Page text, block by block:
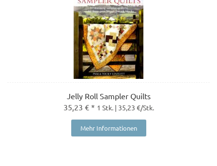
Jelly Roll Sampler Quilts
35,23 € * 1 Stk. | 35,23 €/Stk.
Mehr Informationen